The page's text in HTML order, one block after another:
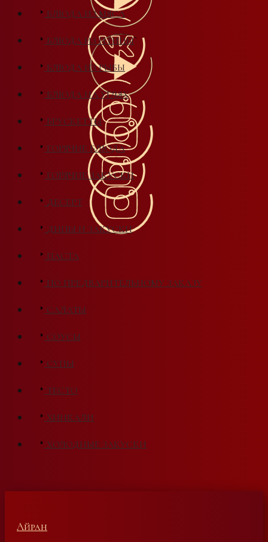
БЛЮДА ИЗ МЯСА
БЛЮДА ИЗ ПТИЦЫ
БЛЮДА ИЗ РЫБЫ
БЛЮДА НА УГЛЯХ
БРУСКЕТТЫ
ГОРЯЧИЕ БЛЮДА
ГОРЯЧИЕ ЗАКУСКИ
ДЕСЕРТ
ДИПЫ И ЗАКУСКИ
ПАСТА
ПО ПРЕДВАРИТЕЛЬНОМУ ЗАКАЗУ
САЛАТЫ
СОУСЫ
СУПЫ
ТЕСТО
ХИНКАЛИ
ХОЛОДНЫЕ ЗАКУСКИ
Айран